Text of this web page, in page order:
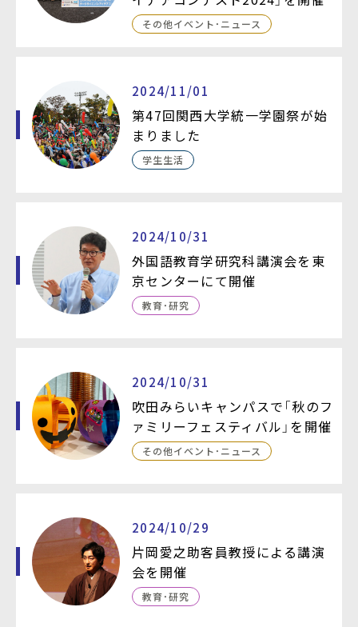
その他イベント・ニュース
2024/11/01
第47回関西大学統一学園祭が始
まりました
学生生活
2024/10/31
外国語教育学研究科講演会を東
京センターにて開催
教育・研究
2024/10/31
吹田みらいキャンパスで「秋のフ
ァミリーフェスティバル」を開催
その他イベント・ニュース
2024/10/29
片岡愛之助客員教授による講演
会を開催
教育・研究